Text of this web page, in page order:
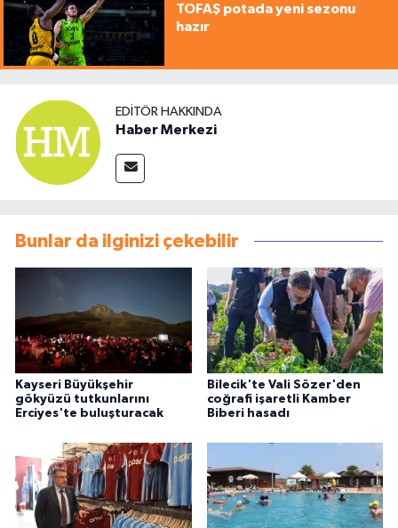
TOFAŞ potada yeni sezonu
hazır
EDITÖR HAKKINDA
Haber Merkezi
Bunlar da ilginizi çekebilir
Kayseri Büyükşehir
gökyüzü tutkunlarını
Erciyes'te buluşturacak
Bilecik'te Vali Sözer'den
coğrafi işaretli Kamber
Biberi hasadı